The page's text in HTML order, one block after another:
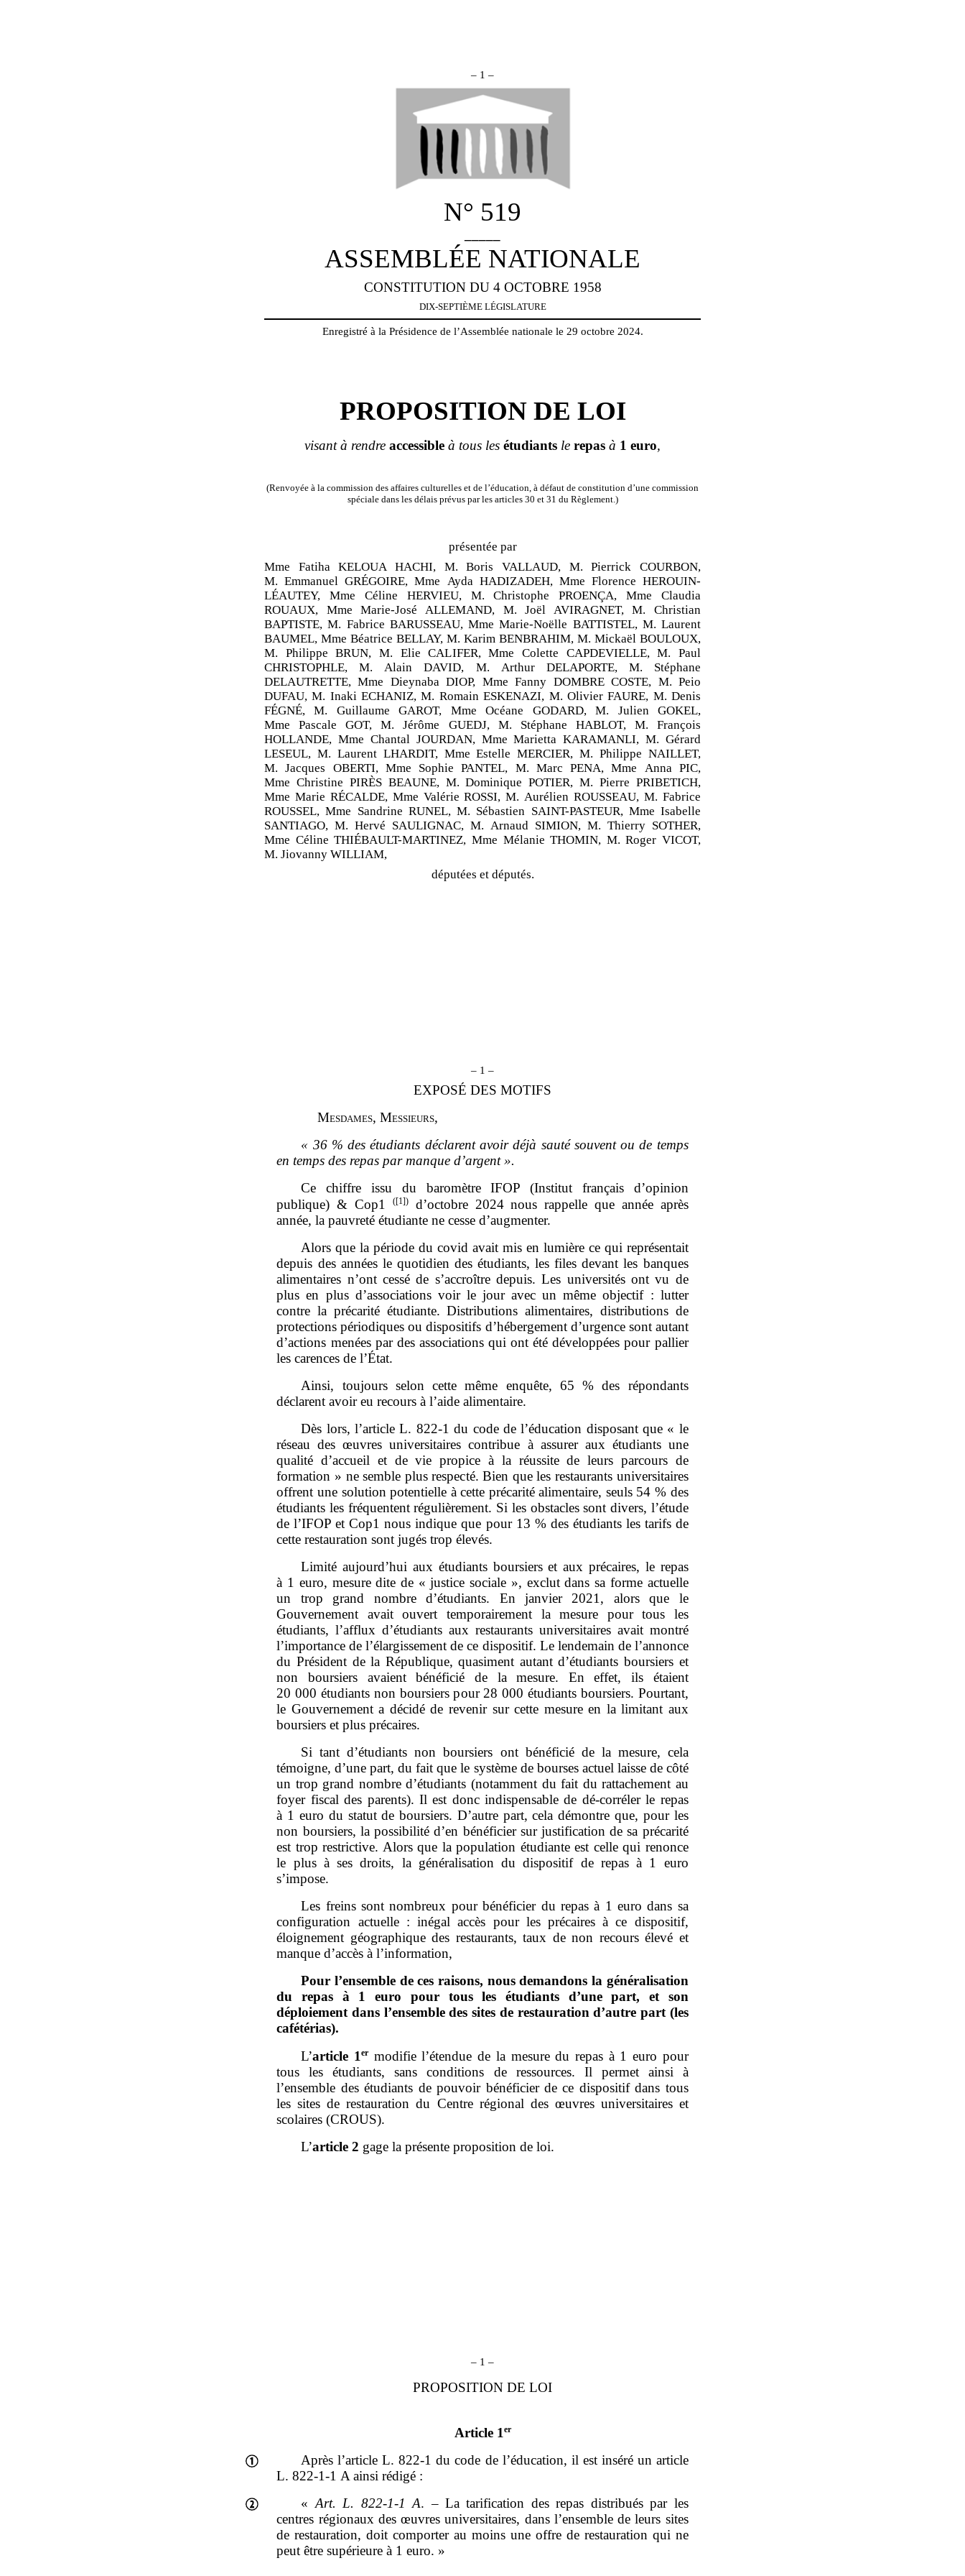
– 1 –
N° 519
ASSEMBLÉE NATIONALE
CONSTITUTION DU 4 OCTOBRE 1958
DIX-SEPTIÈME LÉGISLATURE
Enregistré à la Présidence de l’Assemblée nationale le 29 octobre 2024.
PROPOSITION DE LOI
visant à rendre accessible à tous les étudiants le repas à 1 euro,
(Renvoyée à la commission des affaires culturelles et de l’éducation, à défaut de constitution d’une commission
spéciale dans les délais prévus par les articles 30 et 31 du Règlement.)
présentée par
Mme Fatiha KELOUA HACHI, M. Boris VALLAUD, M. Pierrick COURBON,
M. Emmanuel GRÉGOIRE, Mme Ayda HADIZADEH, Mme Florence HEROUIN-
LÉAUTEY, Mme Céline HERVIEU, M. Christophe PROENÇA, Mme Claudia
ROUAUX, Mme Marie-José ALLEMAND, M. Joël AVIRAGNET, M. Christian
BAPTISTE, M. Fabrice BARUSSEAU, Mme Marie-Noëlle BATTISTEL, M. Laurent
BAUMEL, Mme Béatrice BELLAY, M. Karim BENBRAHIM, M. Mickaël BOULOUX,
M. Philippe BRUN, M. Elie CALIFER, Mme Colette CAPDEVIELLE, M. Paul
CHRISTOPHLE, M. Alain DAVID, M. Arthur DELAPORTE, M. Stéphane
DELAUTRETTE, Mme Dieynaba DIOP, Mme Fanny DOMBRE COSTE, M. Peio
DUFAU, M. Inaki ECHANIZ, M. Romain ESKENAZI, M. Olivier FAURE, M. Denis
FÉGNÉ, M. Guillaume GAROT, Mme Océane GODARD, M. Julien GOKEL,
Mme Pascale GOT, M. Jérôme GUEDJ, M. Stéphane HABLOT, M. François
HOLLANDE, Mme Chantal JOURDAN, Mme Marietta KARAMANLI, M. Gérard
LESEUL, M. Laurent LHARDIT, Mme Estelle MERCIER, M. Philippe NAILLET,
M. Jacques OBERTI, Mme Sophie PANTEL, M. Marc PENA, Mme Anna PIC,
Mme Christine PIRÈS BEAUNE, M. Dominique POTIER, M. Pierre PRIBETICH,
Mme Marie RÉCALDE, Mme Valérie ROSSI, M. Aurélien ROUSSEAU, M. Fabrice
ROUSSEL, Mme Sandrine RUNEL, M. Sébastien SAINT-PASTEUR, Mme Isabelle
SANTIAGO, M. Hervé SAULIGNAC, M. Arnaud SIMION, M. Thierry SOTHER,
Mme Céline THIÉBAULT-MARTINEZ, Mme Mélanie THOMIN, M. Roger VICOT,
M. Jiovanny WILLIAM,
députées et députés.
– 1 –
EXPOSÉ DES MOTIFS
Mesdames, Messieurs,
« 36 % des étudiants déclarent avoir déjà sauté souvent ou de temps
en temps des repas par manque d’argent ».
Ce chiffre issu du baromètre IFOP (Institut français d’opinion
publique) & Cop1
([1])d’octobre 2024 nous rappelle que année après
année, la pauvreté étudiante ne cesse d’augmenter.
Alors que la période du covid avait mis en lumière ce qui représentait
depuis des années le quotidien des étudiants, les files devant les banques
alimentaires n’ont cessé de s’accroître depuis. Les universités ont vu de
plus en plus d’associations voir le jour avec un même objectif : lutter
contre la précarité étudiante. Distributions alimentaires, distributions de
protections périodiques ou dispositifs d’hébergement d’urgence sont autant
d’actions menées par des associations qui ont été développées pour pallier
les carences de l’État.
Ainsi, toujours selon cette même enquête, 65 % des répondants
déclarent avoir eu recours à l’aide alimentaire.
Dès lors, l’article L. 822‑1 du code de l’éducation disposant que « le
réseau des œuvres universitaires contribue à assurer aux étudiants une
qualité d’accueil et de vie propice à la réussite de leurs parcours de
formation » ne semble plus respecté. Bien que les restaurants universitaires
offrent une solution potentielle à cette précarité alimentaire, seuls 54 % des
étudiants les fréquentent régulièrement. Si les obstacles sont divers, l’étude
de l’IFOP et Cop1 nous indique que pour 13 % des étudiants les tarifs de
cette restauration sont jugés trop élevés.
Limité aujourd’hui aux étudiants boursiers et aux précaires, le repas
à 1 euro, mesure dite de « justice sociale », exclut dans sa forme actuelle
un trop grand nombre d’étudiants. En janvier 2021, alors que le
Gouvernement avait ouvert temporairement la mesure pour tous les
étudiants, l’afflux d’étudiants aux restaurants universitaires avait montré
l’importance de l’élargissement de ce dispositif. Le lendemain de l’annonce
du Président de la République, quasiment autant d’étudiants boursiers et
non boursiers avaient bénéficié de la mesure. En effet, ils étaient
20 000 étudiants non boursiers pour 28 000 étudiants boursiers. Pourtant,
le Gouvernement a décidé de revenir sur cette mesure en la limitant aux
boursiers et plus précaires.
Si tant d’étudiants non boursiers ont bénéficié de la mesure, cela
témoigne, d’une part, du fait que le système de bourses actuel laisse de côté
un trop grand nombre d’étudiants (notamment du fait du rattachement au
foyer fiscal des parents). Il est donc indispensable de dé‑corréler le repas
à 1 euro du statut de boursiers. D’autre part, cela démontre que, pour les
non boursiers, la possibilité d’en bénéficier sur justification de sa précarité
est trop restrictive. Alors que la population étudiante est celle qui renonce
le plus à ses droits, la généralisation du dispositif de repas à 1 euro
s’impose.
Les freins sont nombreux pour bénéficier du repas à 1 euro dans sa
configuration actuelle : inégal accès pour les précaires à ce dispositif,
éloignement géographique des restaurants, taux de non recours élevé et
manque d’accès à l’information,
Pour l’ensemble de ces raisons, nous demandons la généralisation
du repas à 1 euro pour tous les étudiants d’une part, et son
déploiement dans l’ensemble des sites de restauration d’autre part (les
cafétérias).
L’article 1er modifie l’étendue de la mesure du repas à 1 euro pour
tous les étudiants, sans conditions de ressources. Il permet ainsi à
l’ensemble des étudiants de pouvoir bénéficier de ce dispositif dans tous
les sites de restauration du Centre régional des œuvres universitaires et
scolaires (CROUS).
L’article 2 gage la présente proposition de loi.
– 1 –
PROPOSITION DE LOI
Article 1 er
Après l’article L. 822‑1 du code de l’éducation, il est inséré un article
L. 822‑1‑1 A ainsi rédigé :
« Art. L. 822‑1‑1 A. – La tarification des repas distribués par les
centres régionaux des œuvres universitaires, dans l’ensemble de leurs sites
de restauration, doit comporter au moins une offre de restauration qui ne
peut être supérieure à 1 euro. »